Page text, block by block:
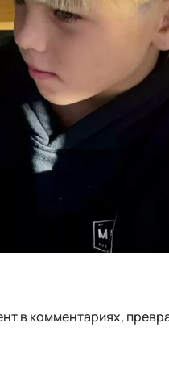
в комментариях,